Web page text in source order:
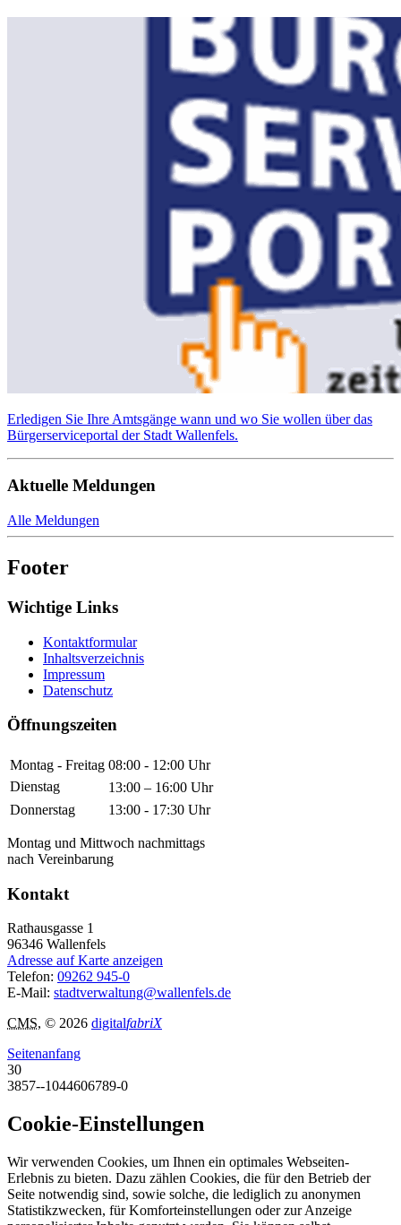
Erledigen Sie Ihre Amtsgänge wann und wo Sie wollen über das
Bürgerserviceportal der Stadt Wallenfels.
Aktuelle Meldungen
Alle Meldungen
Footer
Wichtige Links
Kontaktformular
Inhaltsverzeichnis
Impressum
Datenschutz
Öffnungszeiten
Montag - Freitag 08:00 - 12:00 Uhr
Dienstag
13:00 – 16:00 Uhr
Donnerstag
13:00 - 17:30 Uhr
Montag und Mittwoch nachmittags
nach Vereinbarung
Kontakt
Rathausgasse 1
96346 Wallenfels
Adresse auf Karte anzeigen
Telefon: 09262 945-0
E-Mail: stadtverwaltung@wallenfels.de
CMS, © 2026 digitalfabriX
Seitenanfang
30
3857--1044606789-0
Cookie-Einstellungen
Wir verwenden Cookies, um Ihnen ein optimales Webseiten-
Erlebnis zu bieten. Dazu zählen Cookies, die für den Betrieb der
Seite notwendig sind, sowie solche, die lediglich zu anonymen
Statistikzwecken, für Komforteinstellungen oder zur Anzeige